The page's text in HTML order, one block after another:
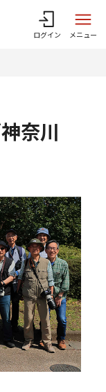
ログイン メニュー
奈川